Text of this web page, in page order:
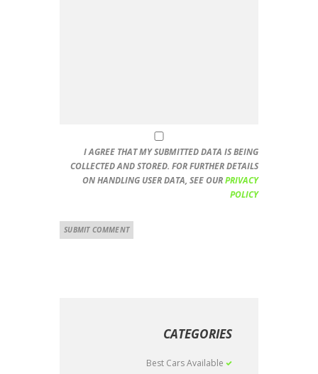
I AGREE THAT MY SUBMITTED DATA IS BEING
COLLECTED AND STORED. FOR FURTHER DETAILS
ON HANDLING USER DATA, SEE OURPRIVACY
POLICY
CATEGORIES
Best Cars Available